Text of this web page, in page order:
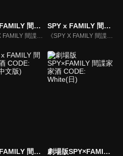
SPY x FAMILY 間諜家家酒(中文版)
《SPY X FAMILY 間諜家家酒》動漫線上看。東國與西國，兩國之間已持續冷戰了十多年。隸屬於西國情報局對東課〈WISE〉的幹練間諜〈黃昏〉，被指派一項極機密任務，奉命接近威脅東西和平的危險人物，要刺探出東國國家統一黨黨魁──唐納文‧戴斯蒙德的戰爭計畫…
SPY x FAMILY 間諜家家酒Season 2(中文版)
《SPY X FAMILY 間諜家家酒》動漫線上看。東國與西國，兩國之間已持續冷戰了十多年。隸屬於西國情報局對東課〈WISE〉的幹練間諜〈黃昏〉，被指派一項極機密任務，奉命接近威脅東西和平的危險人物，要刺探出東國國家統一黨黨魁──唐納文‧戴斯蒙德的戰爭計畫…
SPY x FAMILY 間諜家家酒 CODE: White(中文版) 劇場版SPY×FAMILY 間諜家家酒 CODE: White(日)